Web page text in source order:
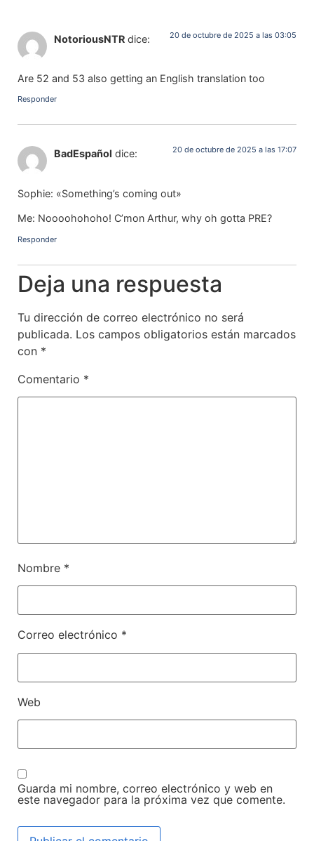
NotoriousNTR dice: 20 de octubre de 2025 a las 03:05
Are 52 and 53 also getting an English translation too
Responder
BadEspañol dice: 20 de octubre de 2025 a las 17:07
Sophie: «Something’s coming out»
Me: Noooohohoho! C’mon Arthur, why oh gotta PRE?
Responder
Deja una respuesta
Tu dirección de correo electrónico no será
publicada. Los campos obligatorios están marcados
con *
Comentario *
Nombre *
Correo electrónico *
Web
Guarda mi nombre, correo electrónico y web en
este navegador para la próxima vez que comente.